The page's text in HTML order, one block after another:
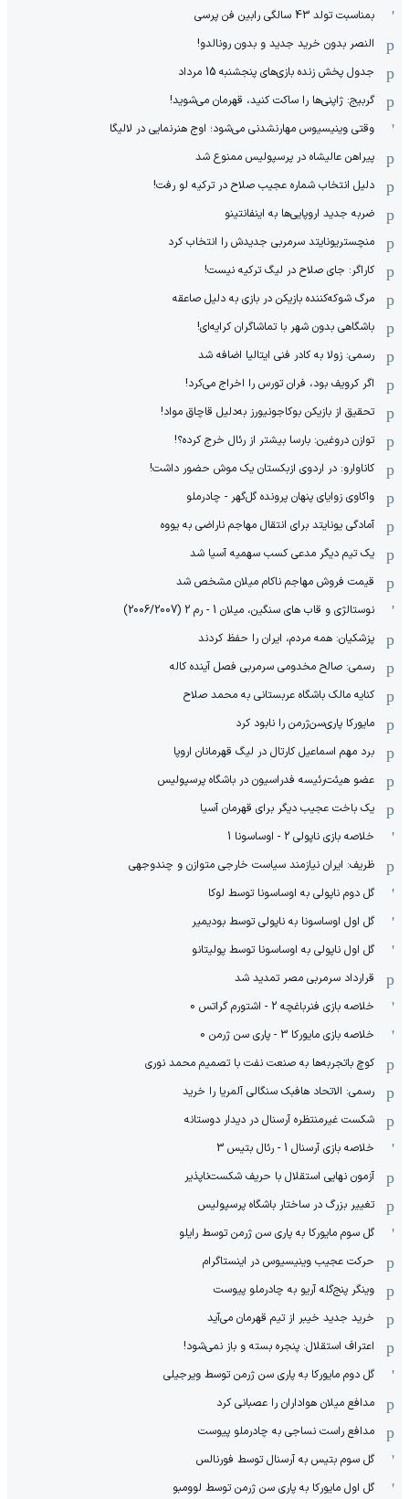
بمناسبت تولد 43 سالگی رابین فن پرسی
النصر بدون خرید جدید و بدون رونالدو!
جدول پخش زنده بازی‌های پنجشنبه 15 مرداد
گربیج: ژاپنی‌ها را ساکت کنید، قهرمان می‌شوید!
وقتی وینیسیوس مهارنشدنی می‌شود؛ اوج هنرنمایی در لالیگا
پیراهن عالیشاه در پرسپولیس ممنوع شد
دلیل انتخاب شماره عجیب صلاح در ترکیه لو رفت!
ضربه جدید اروپایی‌ها به اینفانتینو
منچستریونایتد سرمربی جدیدش را انتخاب کرد
کاراگر: جای صلاح در لیگ ترکیه نیست!
مرگ شوکه‌کننده بازیکن در بازی به دلیل صاعقه
باشگاهی بدون شهر با تماشاگران کرایه‌ای!
رسمی: زولا به کادر فنی ایتالیا اضافه شد
اگر کرویف بود، فران تورس را اخراج می‌کرد!
تحقیق از بازیکن بوکاجونیورز به‌دلیل قاچاق مواد!
توازن دروغین: بارسا بیشتر از رئال خرج کرده؟!
کاناوارو: در اردوی ازبکستان یک موش حضور داشت!
واکاوی زوایای پنهان پرونده گل‌گهر - چادرملو
آمادگی یونایتد برای انتقال مهاجم ناراضی به یووه
یک تیم دیگر مدعی کسب سهمیه آسیا شد
قیمت فروش مهاجم ناکام میلان مشخص شد
نوستالژی و قاب های سنگین، میلان 1 - رم 2 (2006/2007)
پزشکیان: همه مردم، ایران را حفظ کردند
رسمی: صالح مخدومی سرمربی فصل آینده کاله
کنایه مالک باشگاه عربستانی به محمد صلاح
مایورکا پاری‌سن‌ژرمن را نابود کرد
برد مهم اسماعیل کارتال در لیگ قهرمانان اروپا
عضو هیئت‌رئیسه فدراسیون در باشگاه پرسپولیس
یک باخت عجیب دیگر برای قهرمان آسیا
خلاصه بازی ناپولی 2 - اوساسونا 1
ظریف: ایران نیازمند سیاست خارجی متوازن و چندوجهی
گل دوم ناپولی به اوساسونا توسط لوکا
گل اول اوساسونا به ناپولی توسط بودیمیر
گل اول ناپولی به اوساسونا توسط پولیتانو
قرارداد سرمربی مصر تمدید شد
خلاصه بازی فنرباغچه 2 - اشتورم گراتس 0
خلاصه بازی مایورکا 3 - پاری سن ژرمن 0
کوچ باتجربه‌ها به صنعت نفت با تصمیم محمد نوری
رسمی: الاتحاد هافبک سنگالی آلمریا را خرید
شکست غیرمنتظره آرسنال در دیدار دوستانه
خلاصه بازی آرسنال 1 - رئال بتیس 3
آزمون نهایی استقلال با حریف شکست‌ناپذیر
تغییر بزرگ در ساختار باشگاه پرسپولیس
گل سوم مایورکا به پاری سن ژرمن توسط رایلو
حرکت عجیب وینیسیوس در اینستاگرام
وینگر پنج‌گله آریو به چادرملو پیوست
خرید جدید خیبر از تیم قهرمان می‌آید
اعتراف استقلال: پنجره بسته و باز نمی‌شود!
گل دوم مایورکا به پاری سن ژرمن توسط ویرجیلی
مدافع میلان هواداران را عصبانی کرد
مدافع راست نساجی به چادرملو پیوست
گل سوم بتیس به آرسنال توسط فورنالس
گل اول مایورکا به پاری سن ژرمن توسط لوومبو